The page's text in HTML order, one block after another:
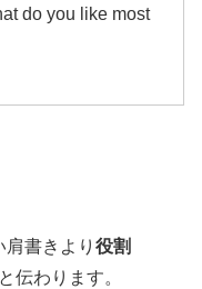
do you like most
書きより 役割
伝わります。